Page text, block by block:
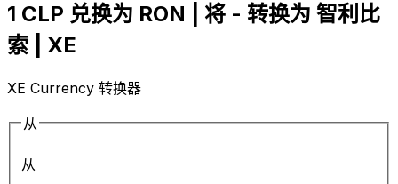
1 CLP 兑换为 RON | 将 - 转换为 智利比
索 | XE
XE Currency 转换器
从
从